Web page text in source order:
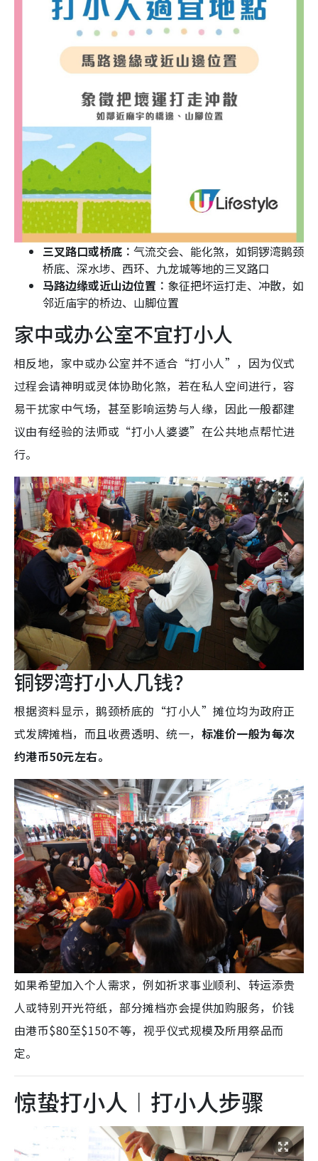
三叉路口或桥底︰ 气流交会、能化煞，如铜锣湾鹅颈
桥底、深水埗、西环、九龙城等地的三叉路口
马路边缘或近山边位置︰ 象征把坏运打走、冲散，如
邻近庙宇的桥边、山脚位置
家中或办公室不宜打小人
相反地，家中或办公室并不适合“打小人”，因为仪式
过程会请神明或灵体协助化煞，若在私人空间进行，容
易干扰家中气场，甚至影响运势与人缘，因此一般都建
议由有经验的法师或“打小人婆婆”在公共地点帮忙进
行。
铜锣湾打小人几钱？
根据资料显示，鹅颈桥底的“打小人”摊位均为政府正
式发牌摊档，而且收费透明、统一， 标准价一般为每次
约港币50元左右。
如果希望加入个人需求，例如祈求事业顺利、转运添贵
人或特别开光符纸，部分摊档亦会提供加购服务，价钱
由港币$80至$150不等，视乎仪式规模及所用祭品而
定。
惊蛰打小人︱打小人步骤